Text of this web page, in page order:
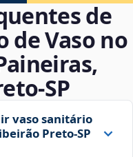
de
de Vaso no
vaso sanitário
Preto‑SP